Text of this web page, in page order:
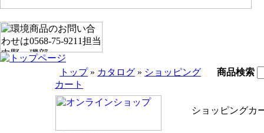
トップ» カタログ » ショッピング
カート
商品検索
ショッピングカ